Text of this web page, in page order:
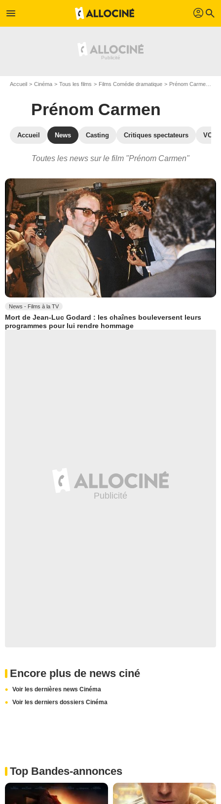
menu profil search
Accueil Cinéma Tous les films Films Comédie dramatique Prénom Carmen
Prénom Carmen
Accueil News Casting Critiques spectateurs VOD
Toutes les news sur le film "Prénom Carmen"
News - Films à la TV
Mort de Jean-Luc Godard : les chaînes bouleversent leurs
programmes pour lui rendre hommage
Encore plus de news ciné
Voir les dernières news Cinéma
Voir les derniers dossiers Cinéma
Top Bandes-annonces